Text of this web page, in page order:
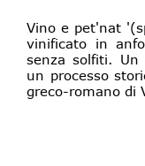
Vino e pet'nat
vinificato in
senza solfiti. Un
un processo
greco-romano di